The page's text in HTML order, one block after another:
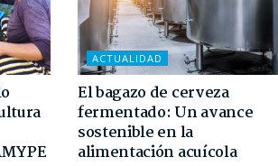
ACTUALIDAD
El bagazo de cerveza
fermentado: Un avance
sostenible en la
alimentación acuícola